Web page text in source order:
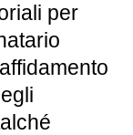
per